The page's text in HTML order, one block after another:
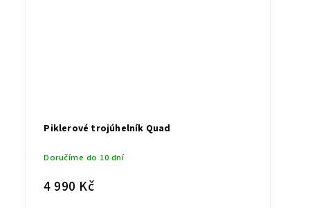
Piklerové trojúhelník Quad
Doručíme do 10 dní
4 990 Kč